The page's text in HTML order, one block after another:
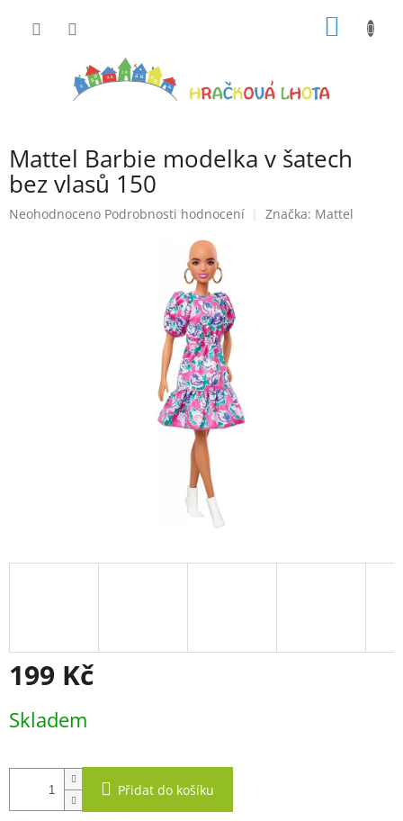
Mattel Barbie modelka v šatech
bez vlasů 150
Průměrné
Neohodnoceno Podrobnosti hodnocení Značka: Mattel
199 Kč
cena:
Skladem
Přidat do košíku